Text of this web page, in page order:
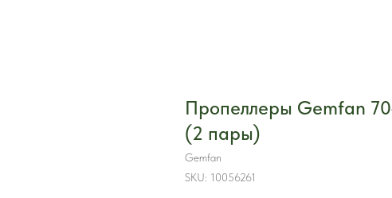
Пропеллеры Gemfan
(2 пары)
Gemfan
SKU: 10056261